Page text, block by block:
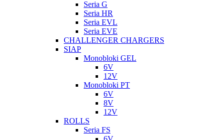
Seria G
Seria HR
Seria EVL
Seria EVE
CHALLENGER CHARGERS
SIAP
Monobloki GEL
6V
12V
Monobloki PT
6V
8V
12V
ROLLS
Seria FS